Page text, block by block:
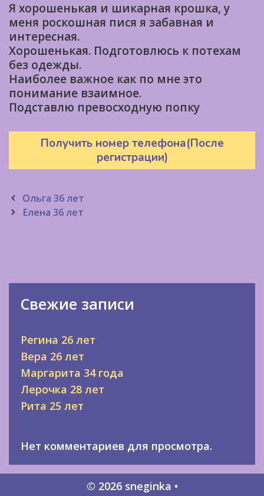
Я хорошенькая и шикарная крошка, у
меня роскошная пися я забавная и
интересная.
Хорошенькая. Подготовлюсь к потехам
без одежды.
Наиболее важное как по мне это
понимание взаимное.
Подставлю превосходную попку
Получить номер телефона(После
регистрации)
Post
navigation
Ольга 36 лет
Елена 36 лет
Свежие записи
Регина 26 лет
Вера 26 лет
Маргарита 34 года
Лерочка 28 лет
Рита 25 лет
Нет комментариев для просмотра.
© 2026 sneginka •